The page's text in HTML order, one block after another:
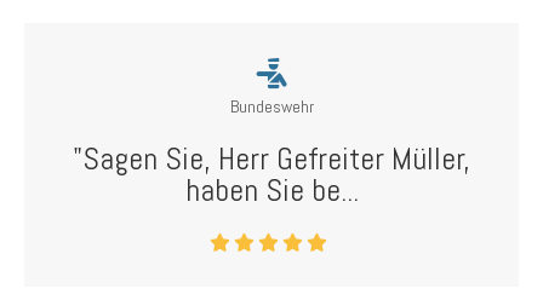
Bundeswehr
"Sagen Sie, Herr Gefreiter Müller,
haben Sie be...